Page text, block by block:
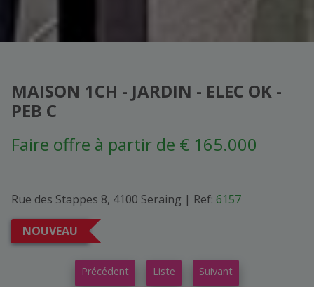
MAISON 1CH - JARDIN - ELEC OK -
PEB C
Faire offre à partir de € 165.000
Rue des Stappes 8, 4100 Seraing | Ref: 6157
NOUVEAU
Précédent Liste Suivant